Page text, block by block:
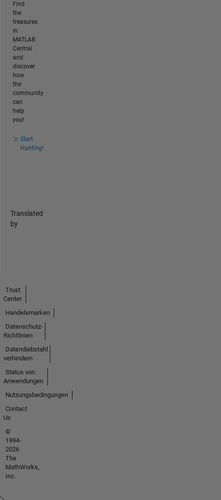
Find
the
treasures
in
MATLAB
Central
and
discover
how
the
community
can
help
you!
Start
Hunting!
Translated
by
Trust
Center
Handelsmarken
Datenschutz-
Richtlinien
Datendiebstahl
verhindern
Status von
Anwendungen
Nutzungsbedingungen
Contact
Us
©
1994-
2026
The
MathWorks,
Inc.